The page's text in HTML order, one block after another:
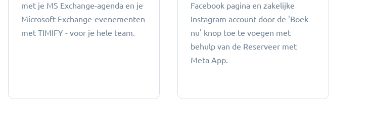
met je MS Exchange-agenda en je
Microsoft Exchange-evenementen
met TIMIFY - voor je hele team.
Facebook pagina en zakelijke
Instagram account door de 'Boek
nu' knop toe te voegen met
behulp van de Reserveer met
Meta App.